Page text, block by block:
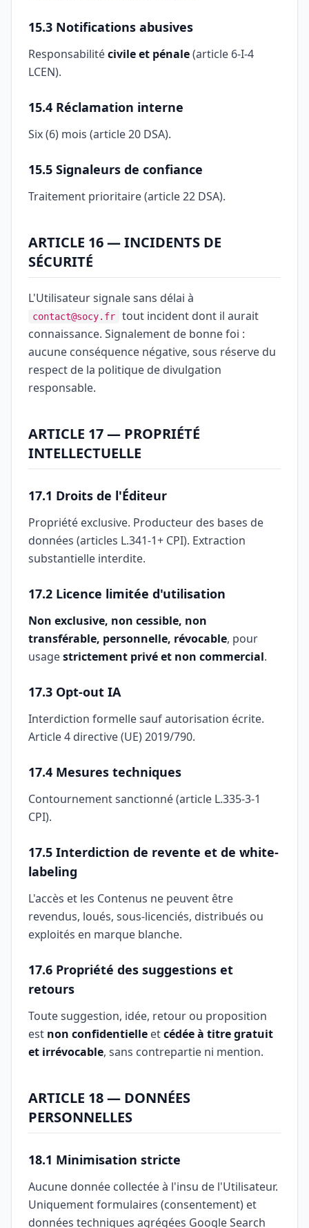
15.3 Notifications abusives
Responsabilitécivile et pénale(article 6-I-4
LCEN).
15.4 Réclamation interne
Six (6) mois (article 20 DSA).
15.5 Signaleurs de confiance
Traitement prioritaire (article 22 DSA).
ARTICLE 16 — INCIDENTS DE
SÉCURITÉ
L'Utilisateur signale sans délai à
contact@socy.fr
tout incident dont il aurait
connaissance. Signalement de bonne foi :
aucune conséquence négative, sous réserve du
respect de la politique de divulgation
responsable.
ARTICLE 17 — PROPRIÉTÉ
INTELLECTUELLE
17.1 Droits de l'Éditeur
Propriété exclusive. Producteur des bases de
données (articles L.341-1+ CPI). Extraction
substantielle interdite.
17.2 Licence limitée d'utilisation
Non exclusive, non cessible, non
transférable, personnelle, révocable, pour
usagestrictement privé et non commercial.
17.3 Opt-out IA
Interdiction formelle sauf autorisation écrite.
Article 4 directive (UE) 2019/790.
17.4 Mesures techniques
Contournement sanctionné (article L.335-3-1
CPI).
17.5 Interdiction de revente et de white-
labeling
L'accès et les Contenus ne peuvent être
revendus, loués, sous-licenciés, distribués ou
exploités en marque blanche.
17.6 Propriété des suggestions et
retours
Toute suggestion, idée, retour ou proposition
est non confidentielle etcédée à titre gratuit
et irrévocable, sans contrepartie ni mention.
ARTICLE 18 — DONNÉES
PERSONNELLES
18.1 Minimisation stricte
Aucune donnée collectée à l'insu de l'Utilisateur.
Uniquement formulaires (consentement) et
données techniques agrégées Google Search